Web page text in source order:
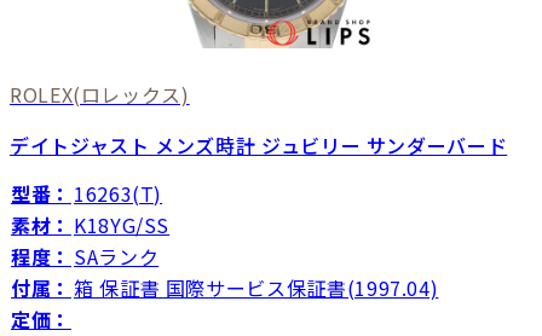
ROLEX(ロレックス)
デイトジャスト メンズ時計 ジュビリー サンダーバード
型番： 16263(T)
素材： K18YG/SS
程度： SAランク
付属： 箱 保証書 国際サービス保証書(1997.04)
定価：